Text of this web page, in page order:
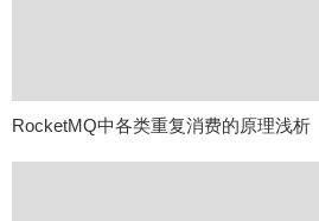
RocketMQ中各类重复消费的原理浅析